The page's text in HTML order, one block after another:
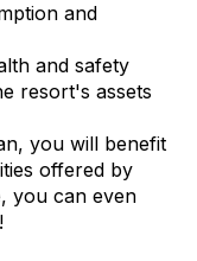
and
and safety
resort's assets
you will benefit
offered by
you can even